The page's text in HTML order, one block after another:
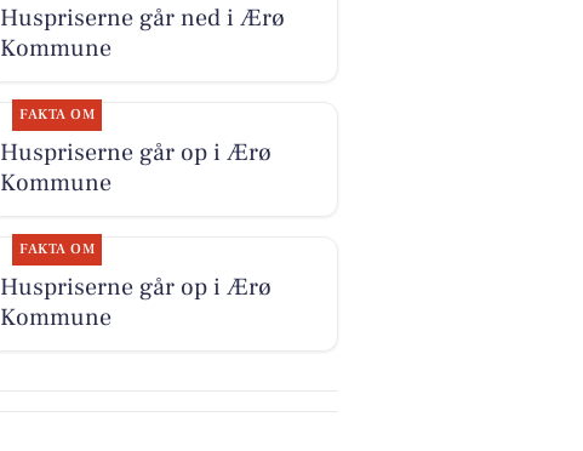
Huspriserne går ned i Ærø
Kommune
FAKTA OM
Huspriserne går op i Ærø
Kommune
FAKTA OM
Huspriserne går op i Ærø
Kommune